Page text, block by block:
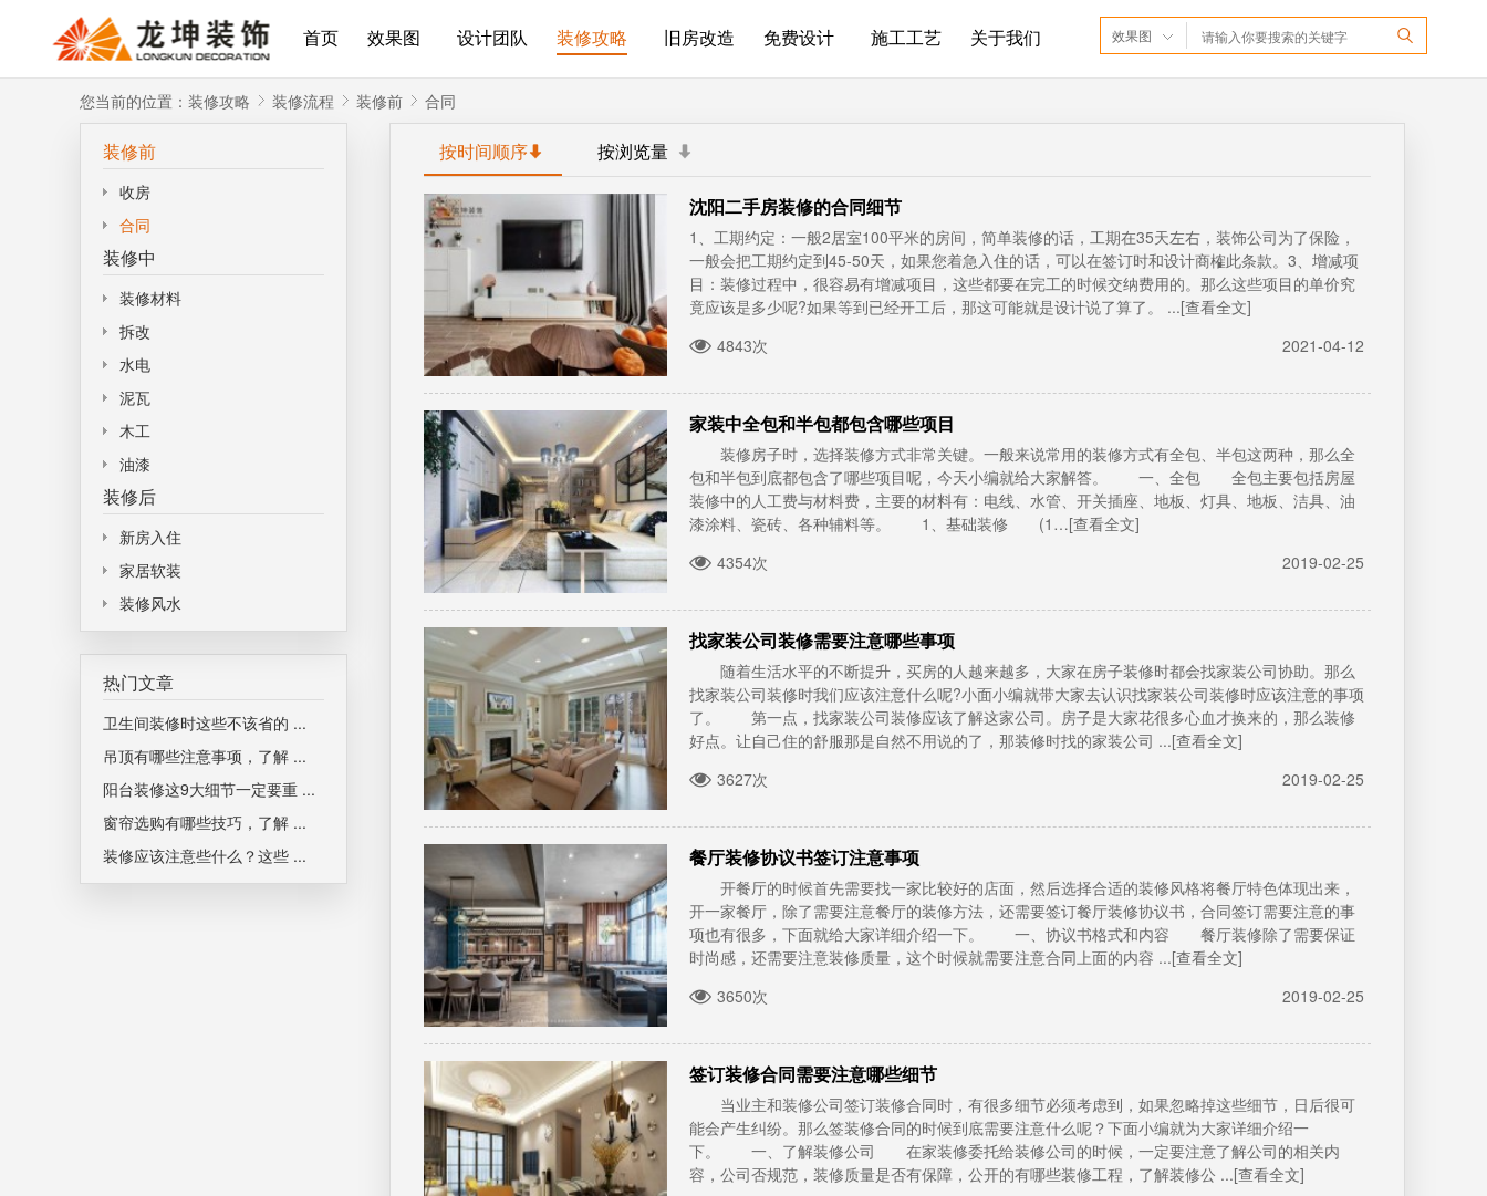
首页 效果图 设计团队 装修攻略 旧房改造 免费设计 施工工艺 关于我们 效果图
您当前的位置： 装修攻略 装修流程 装修前 合同
装修前
收房
合同
装修中
装修材料
拆改
水电
泥瓦
木工
油漆
装修后
新房入住
家居软装
装修风水
热门文章
卫生间装修时这些不该省的 ...
吊顶有哪些注意事项，了解 ...
阳台装修这9大细节一定要重 ...
窗帘选购有哪些技巧，了解 ...
装修应该注意些什么？这些 ...
按时间顺序 按浏览量
沈阳二手房装修的合同细节
1、工期约定：一般2居室100平米的房间，简单装修的话，工期在35天左右，装饰公司为了保险，
一般会把工期约定到45-50天，如果您着急入住的话，可以在签订时和设计商榷此条款。3、增减项
目：装修过程中，很容易有增减项目，这些都要在完工的时候交纳费用的。那么这些项目的单价究
竟应该是多少呢?如果等到已经开工后，那这可能就是设计说了算了。 ...[查看全文]
4843次
2021-04-12
家装中全包和半包都包含哪些项目
装修房子时，选择装修方式非常关键。一般来说常用的装修方式有全包、半包这两种，那么全
包和半包到底都包含了哪些项目呢，今天小编就给大家解答。 一、全包 全包主要包括房屋
装修中的人工费与材料费，主要的材料有：电线、水管、开关插座、地板、灯具、地板、洁具、油
漆涂料、瓷砖、各种辅料等。 1、基础装修 (1…[查看全文]
4354次
2019-02-25
找家装公司装修需要注意哪些事项
随着生活水平的不断提升，买房的人越来越多，大家在房子装修时都会找家装公司协助。那么
找家装公司装修时我们应该注意什么呢?小面小编就带大家去认识找家装公司装修时应该注意的事项
了。 第一点，找家装公司装修应该了解这家公司。房子是大家花很多心血才换来的，那么装修
好点。让自己住的舒服那是自然不用说的了，那装修时找的家装公司 ...[查看全文]
3627次
2019-02-25
餐厅装修协议书签订注意事项
开餐厅的时候首先需要找一家比较好的店面，然后选择合适的装修风格将餐厅特色体现出来，
开一家餐厅，除了需要注意餐厅的装修方法，还需要签订餐厅装修协议书，合同签订需要注意的事
项也有很多，下面就给大家详细介绍一下。 一、协议书格式和内容 餐厅装修除了需要保证
时尚感，还需要注意装修质量，这个时候就需要注意合同上面的内容 ...[查看全文]
3650次
2019-02-25
签订装修合同需要注意哪些细节
当业主和装修公司签订装修合同时，有很多细节必须考虑到，如果忽略掉这些细节，日后很可
能会产生纠纷。那么签装修合同的时候到底需要注意什么呢？下面小编就为大家详细介绍一
下。 一、了解装修公司 在家装修委托给装修公司的时候，一定要注意了解公司的相关内
容，公司否规范，装修质量是否有保障，公开的有哪些装修工程，了解装修公 ...[查看全文]